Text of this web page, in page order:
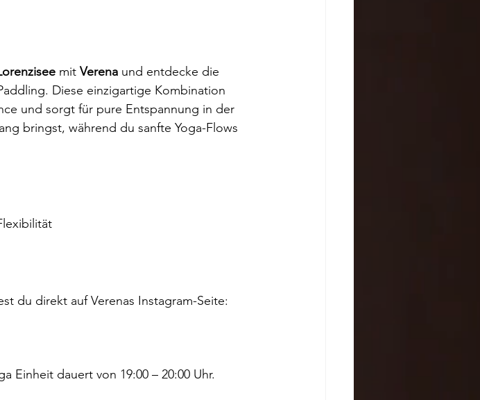
mit Verena und entdecke die
Diese einzigartige Kombination
und sorgt für pure Entspannung in der
bringst, während du sanfte Yoga-Flows
du direkt auf Verenas Instagram-Seite:
Einheit dauert von 19:00 – 20:00 Uhr.